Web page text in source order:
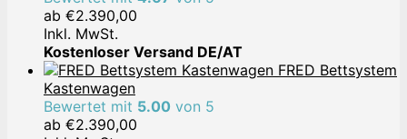
ab €2.390,00
Inkl. MwSt.
Kostenloser Versand DE/AT
FRED Bettsystem
Kastenwagen
Bewertet mit 5.00 von 5
ab €2.390,00